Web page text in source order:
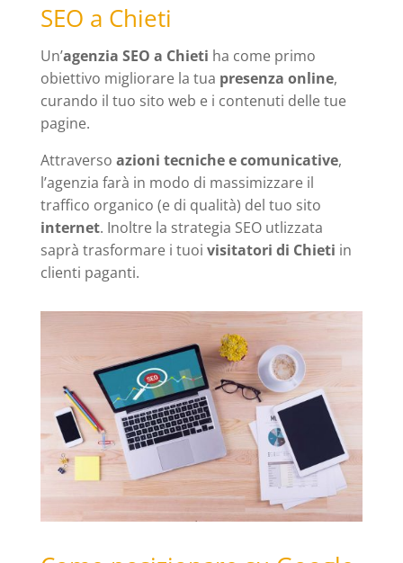
SEO a Chieti
Un’agenzia SEO a Chieti ha come primo
obiettivo migliorare la tua presenza online,
curando il tuo sito web e i contenuti delle tue
pagine.
Attraverso azioni tecniche e comunicative,
l’agenzia farà in modo di massimizzare il
traffico organico (e di qualità) del tuo sito
internet. Inoltre la strategia SEO utlizzata
saprà trasformare i tuoi visitatori di Chieti in
clienti paganti.